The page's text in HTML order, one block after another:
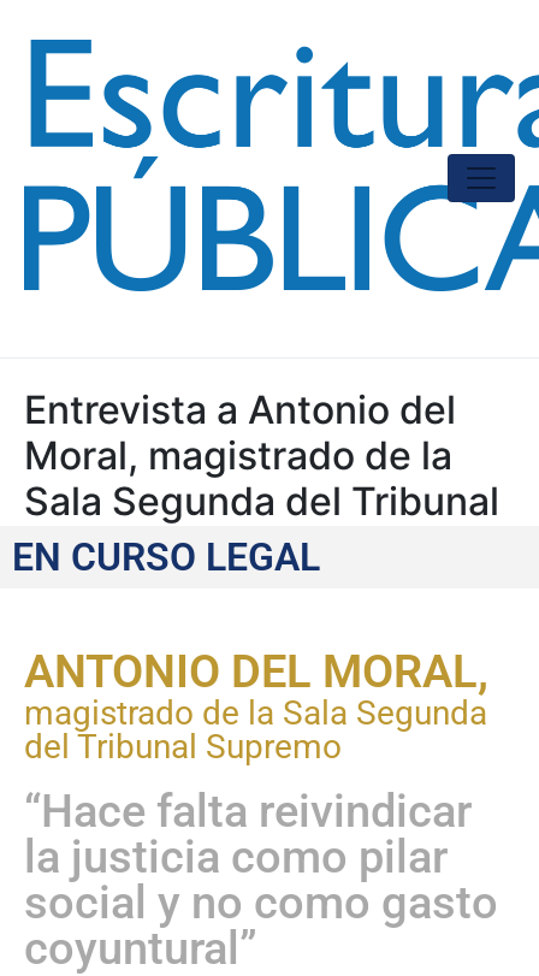
Entrevista a Antonio del
Moral, magistrado de la
Sala Segunda del Tribunal
Supremo
EN CURSO LEGAL
ANTONIO DEL MORAL,
magistrado de la Sala Segunda
del Tribunal Supremo
“Hace falta reivindicar
la justicia como pilar
social y no como gasto
coyuntural”